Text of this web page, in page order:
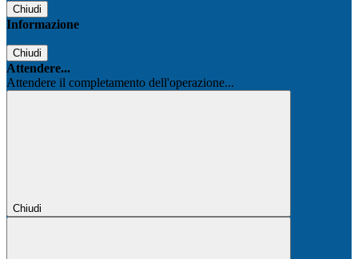
Chiudi
Informazione
Chiudi
Attendere...
Attendere il completamento dell'operazione...
Chiudi